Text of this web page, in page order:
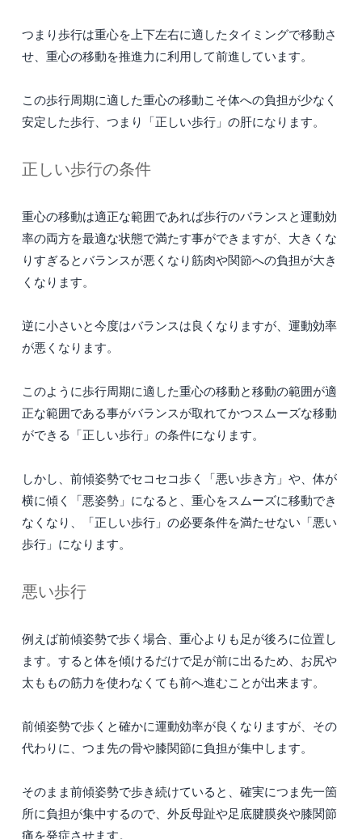
つまり歩行は重心を上下左右に適したタイミングで移動さ
せ、重心の移動を推進力に利用して前進しています。
この歩行周期に適した重心の移動こそ体への負担が少なく
安定した歩行、つまり「正しい歩行」の肝になります。
正しい歩行の条件
重心の移動は適正な範囲であれば歩行のバランスと運動効
率の両方を最適な状態で満たす事ができますが、大きくな
りすぎるとバランスが悪くなり筋肉や関節への負担が大き
くなります。
逆に小さいと今度はバランスは良くなりますが、運動効率
が悪くなります。
このように歩行周期に適した重心の移動と移動の範囲が適
正な範囲である事がバランスが取れてかつスムーズな移動
ができる「正しい歩行」の条件になります。
しかし、前傾姿勢でセコセコ歩く「悪い歩き方」や、体が
横に傾く「悪姿勢」になると、重心をスムーズに移動でき
なくなり、「正しい歩行」の必要条件を満たせない「悪い
歩行」になります。
悪い歩行
例えば前傾姿勢で歩く場合、重心よりも足が後ろに位置し
ます。すると体を傾けるだけで足が前に出るため、お尻や
太ももの筋力を使わなくても前へ進むことが出来ます。
前傾姿勢で歩くと確かに運動効率が良くなりますが、その
代わりに、つま先の骨や膝関節に負担が集中します。
そのまま前傾姿勢で歩き続けていると、確実につま先一箇
所に負担が集中するので、外反母趾や足底腱膜炎や膝関節
痛を発症させます。